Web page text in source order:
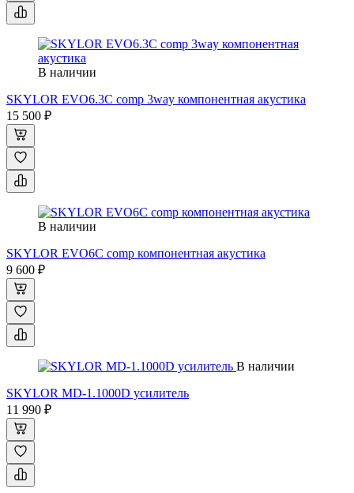
В наличии
SKYLOR EVO6.3C comp 3way компонентная акустика
15 500 ₽
В наличии
SKYLOR EVO6C comp компонентная акустика
9 600 ₽
В наличии
SKYLOR MD-1.1000D усилитель
11 990 ₽